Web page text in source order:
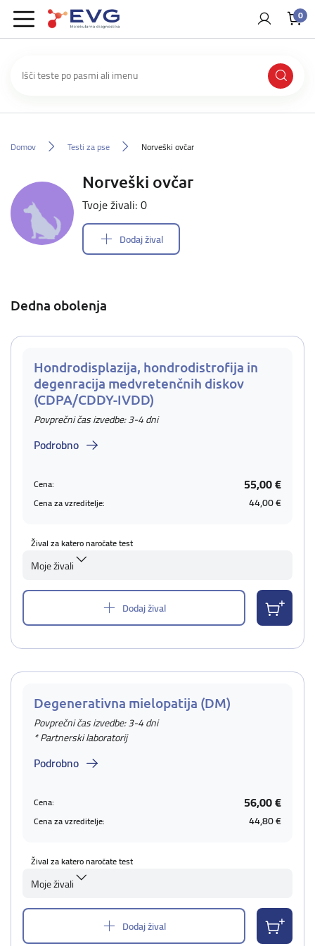
0
Domov Testi za pse Norveški ovčar
Norveški ovčar
Tvoje živali: 0
Dodaj žival
Dedna obolenja
Hondrodisplazija, hondrodistrofija in
degenracija medvretenčnih diskov
(CDPA/CDDY-IVDD)
Povprečni čas izvedbe: 3-4 dni
Podrobno
Cena: 55,00 €
Cena za vzreditelje: 44,00 €
Žival za katero naročate test
Moje živali
Dodaj žival
Degenerativna mielopatija (DM)
Povprečni čas izvedbe: 3-4 dni
* Partnerski laboratorij
Podrobno
Cena: 56,00 €
Cena za vzreditelje: 44,80 €
Žival za katero naročate test
Moje živali
Dodaj žival